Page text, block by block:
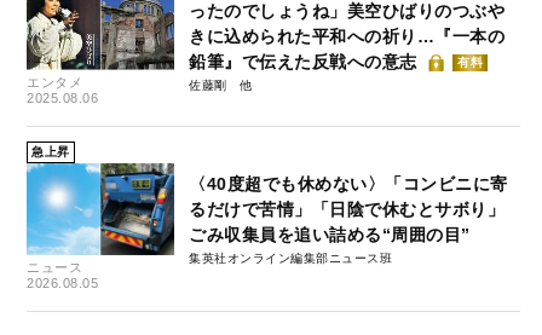
エンタメ
2025.08.06
ったのでしょうね」美空ひばりのつぶや
きに込められた平和への祈り…『一本の
鉛筆』で伝えた反戦への意志
有料
佐藤剛
急上昇
ニュース
2026.08.05
〈40度超でも休めない〉「コンビニに寄
るだけで苦情」「日陰で休むとサボり」
ごみ収集員を追い詰める“周囲の目”
集英社オンライン編集部ニュース班